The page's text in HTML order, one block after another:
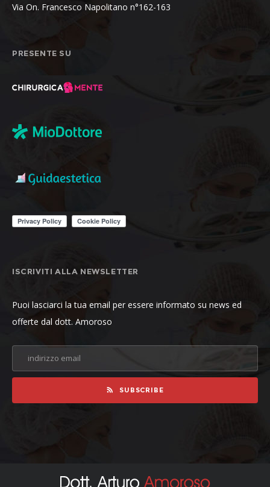
Via On. Francesco Napolitano n°162-163
PRESENTE SU
ISCRIVITI ALLA NEWSLETTER
Puoi lasciarci la tua email per essere informato su news ed
offerte dal dott. Amoroso
SUBSCRIBE